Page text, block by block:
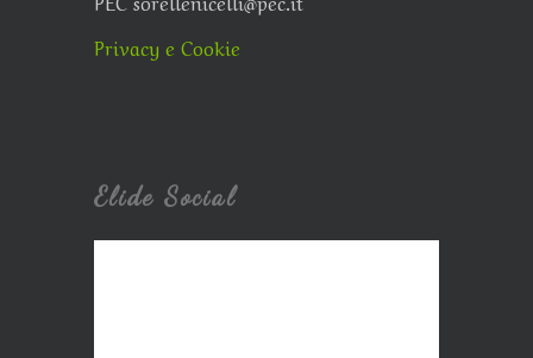
Privacy e Cookie
Elide Social